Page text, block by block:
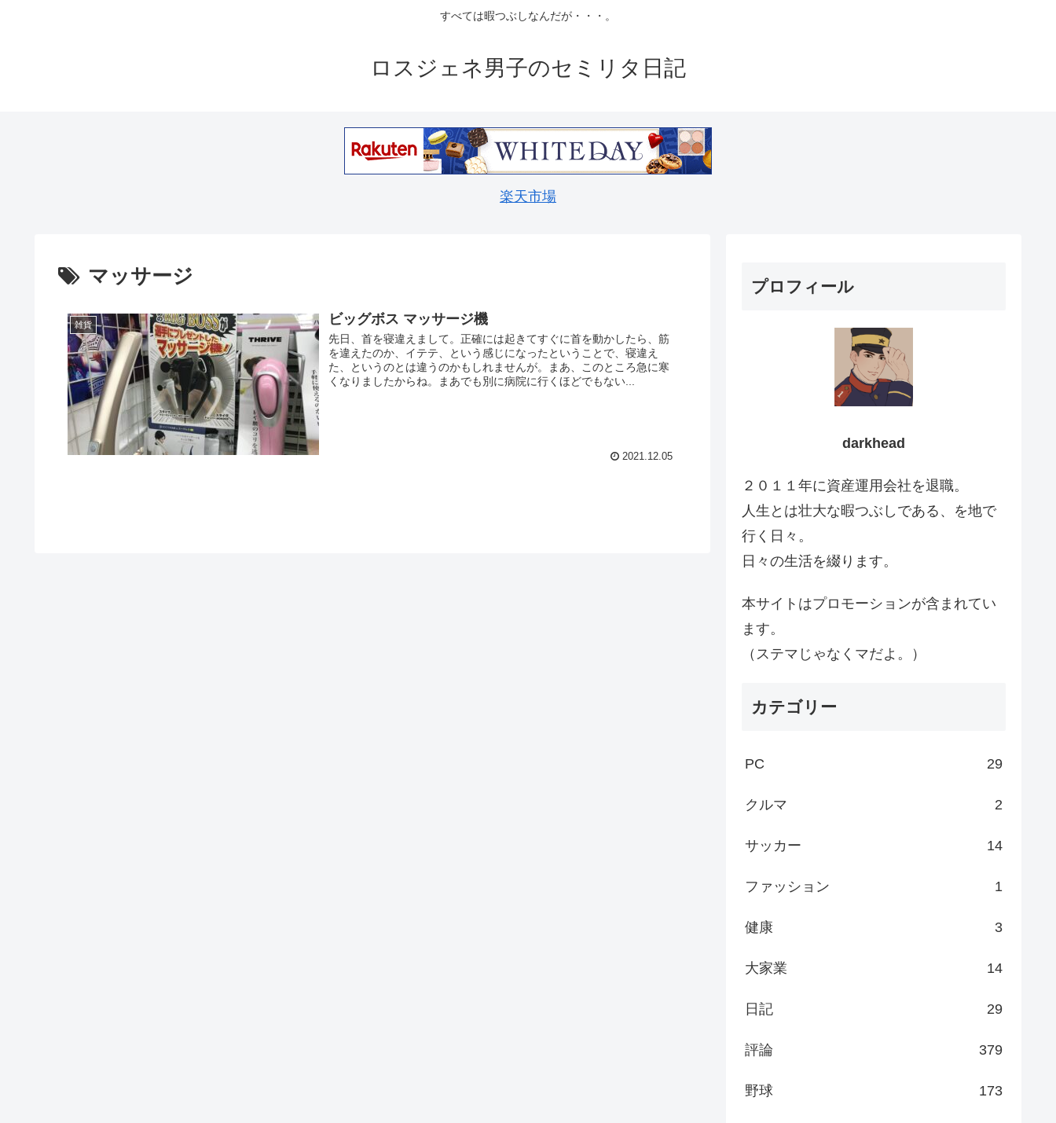
すべては暇つぶしなんだが・・・。
ロスジェネ男子のセミリタ日記
楽天市場
マッサージ
雑貨 ビッグボス マッサージ機
先日、首を寝違えまして。正確には起きてすぐに首を動かしたら、筋
を違えたのか、イテテ、という感じになったということで、寝違え
た、というのとは違うのかもしれませんが。まあ、このところ急に寒
くなりましたからね。まあでも別に病院に行くほどでもない...
2021.12.05
プロフィール
darkhead
２０１１年に資産運用会社を退職。
人生とは壮大な暇つぶしである、を地で
行く日々。
日々の生活を綴ります。
本サイトはプロモーションが含まれてい
ます。
（ステマじゃなくマだよ。）
カテゴリー
PC 29
クルマ 2
サッカー 14
ファッション 1
健康 3
大家業 14
日記 29
評論 379
野球 173